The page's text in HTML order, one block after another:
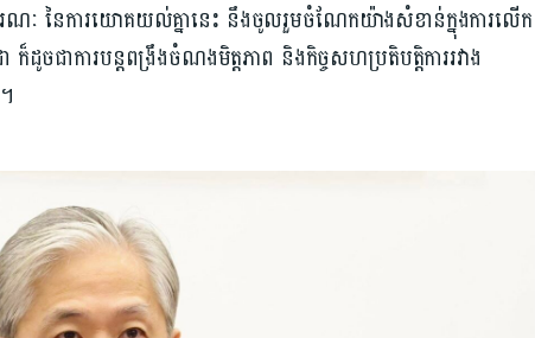
រណៈ នៃការយោគយល់គ្នានេះ នឹងចូលរួមចំណែកយ៉ាងសំខាន់ក្នុងការលើក
ដូចជាការបន្តពង្រឹងចំណងមិត្តភាព និងកិច្ចសហប្រតិបត្តិការរវាង